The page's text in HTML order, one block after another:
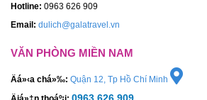
Hotline: 0963 626 909
Email: dulich@galatravel.vn
VĂN PHÒNG MIỀN NAM
Äá»‹a chá»‰: Quận 12, Tp Hồ Chí Minh